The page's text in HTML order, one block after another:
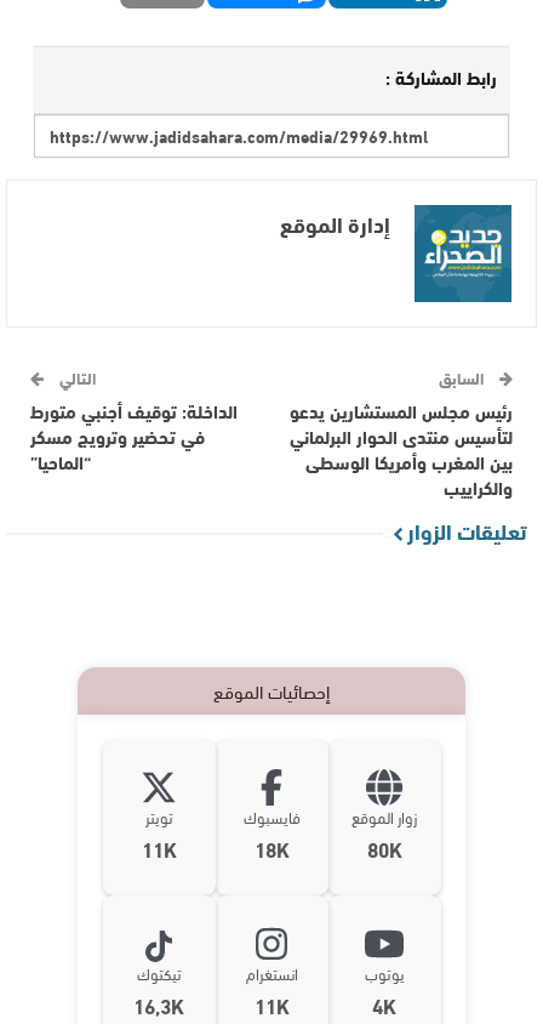
رابط المشاركة :
إدارة الموقع
السابق
رئيس مجلس المستشارين يدعو
لتأسيس منتدى الحوار البرلماني
بين المغرب وأمريكا الوسطى
والكراييب
التالي
الداخلة: توقيف أجنبي متورط
في تحضير وترويج مسكر
“الماحيا”
تعليقات الزوار
إحصائيات الموقع
زوار الموقع
80K
فايسبوك
18K
تويتر
11K
يوتوب
4K
انستغرام
11K
تيكتوك
16,3K